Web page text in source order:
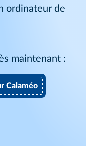
ordinateur de
maintenant :
Calaméo